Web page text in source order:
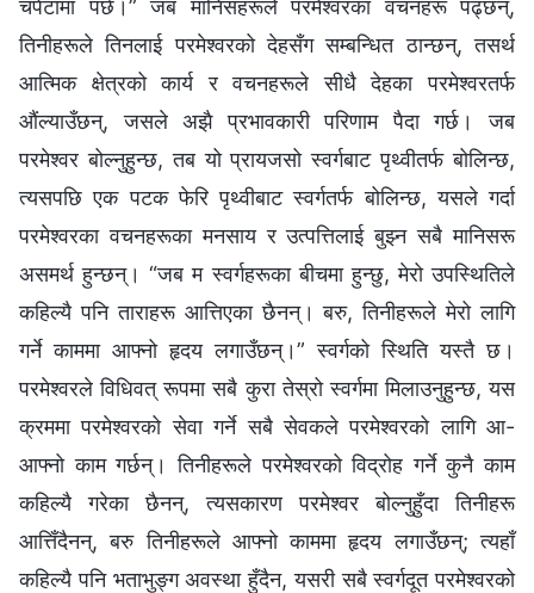
चपेटामा पर्छ।” जब मानिसहरूले परमेश्‍वरका वचनहरू पढ्छन्,
तिनीहरूले तिनलाई परमेश्‍वरको देहसँग सम्बन्धित ठान्छन्, तसर्थ
आत्मिक क्षेत्रको कार्य र वचनहरूले सीधै देहका परमेश्‍वरतर्फ
औंल्याउँछन्, जसले अझै प्रभावकारी परिणाम पैदा गर्छ। जब
परमेश्‍वर बोल्नुहुन्छ, तब यो प्रायजसो स्वर्गबाट पृथ्वीतर्फ बोलिन्छ,
त्यसपछि एक पटक फेरि पृथ्वीबाट स्वर्गतर्फ बोलिन्छ, यसले गर्दा
परमेश्‍वरका वचनहरूका मनसाय र उत्पत्तिलाई बुझ्न सबै मानिसरू
असमर्थ हुन्छन्। “जब म स्वर्गहरूका बीचमा हुन्छु, मेरो उपस्थितिले
कहिल्यै पनि ताराहरू आत्तिएका छैनन्। बरु, तिनीहरूले मेरो लागि
गर्ने काममा आफ्‍नो हृदय लगाउँछन्।” स्वर्गको स्थिति यस्तै छ।
परमेश्‍वरले विधिवत् रूपमा सबै कुरा तेस्रो स्वर्गमा मिलाउनुहुन्छ, यस
क्रममा परमेश्‍वरको सेवा गर्ने सबै सेवकले परमेश्‍वरको लागि आ-
आफ्नो काम गर्छन्। तिनीहरूले परमेश्‍वरको विद्रोह गर्ने कुनै काम
कहिल्यै गरेका छैनन्, त्यसकारण परमेश्‍वर बोल्नुहुँदा तिनीहरू
आत्तिँदैनन्, बरु तिनीहरूले आफ्नो काममा हृदय लगाउँछन्; त्यहाँ
कहिल्यै पनि भताभुङ्ग अवस्था हुँदैन, यसरी सबै स्वर्गदूत परमेश्‍वरको